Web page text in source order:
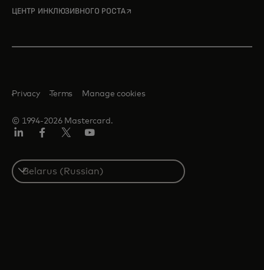
ЦЕНТР ИНКЛЮЗИВНОГО РОСТАopens in a new tab
© 1994-2026 Mastercard.
Privacy Terms Manage cookies
Select
a
country
Twitter)